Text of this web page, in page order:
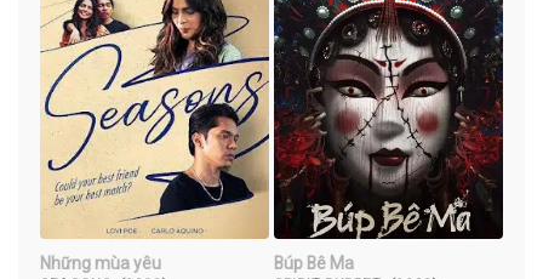
Những mùa yêu Búp Bê Ma